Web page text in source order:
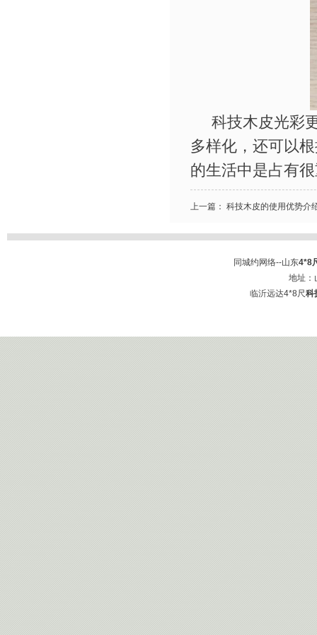
科技木皮光彩更
多样化，还可以
的生活中是占有
上一篇： 科技木皮的使用优势介
同城约网络--山东4*8
地址：
临沂远达4*8尺科